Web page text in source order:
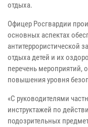
отдыха.
Офицер Росгвардии
основных аспектах
антитеррористической
отдыха детей и их
перечень мероприятий,
повышения уровня
«С руководителями
инструктажей по
подозрительных